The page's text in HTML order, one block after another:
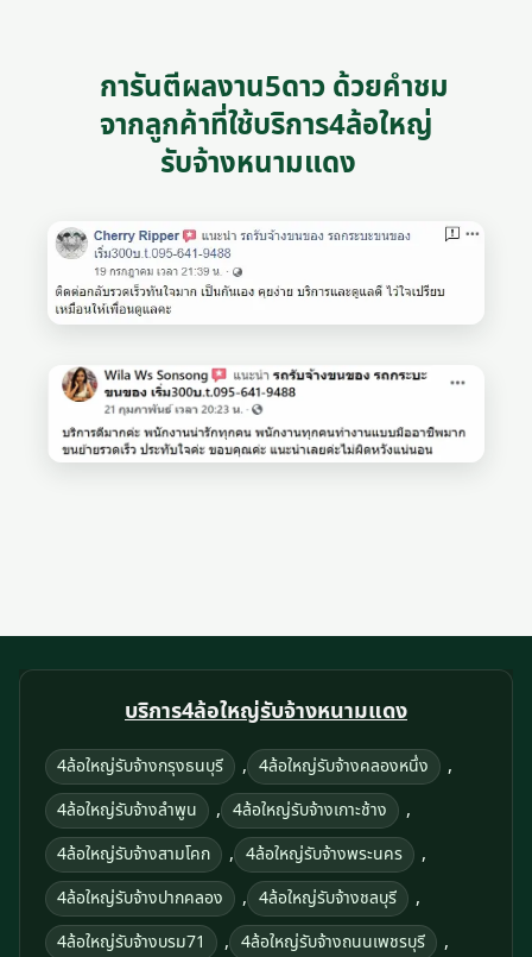
การันตีผลงาน5ดาว ด้วยคำชม
จากลูกค้าที่ใช้บริการ4ล้อใหญ่
รับจ้างหนามแดง
บริการ4ล้อใหญ่รับจ้างหนามแดง
4ล้อใหญ่รับจ้างกรุงธนบุรี , 4ล้อใหญ่รับจ้างคลองหนึ่ง ,
4ล้อใหญ่รับจ้างลําพูน , 4ล้อใหญ่รับจ้างเกาะช้าง ,
4ล้อใหญ่รับจ้างสามโคก , 4ล้อใหญ่รับจ้างพระนคร ,
4ล้อใหญ่รับจ้างปากคลอง , 4ล้อใหญ่รับจ้างชลบุรี ,
4ล้อใหญ่รับจ้างบรม71 , 4ล้อใหญ่รับจ้างถนนเพชรบุรี ,